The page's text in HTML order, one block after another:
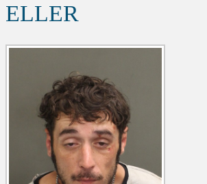
ELLER